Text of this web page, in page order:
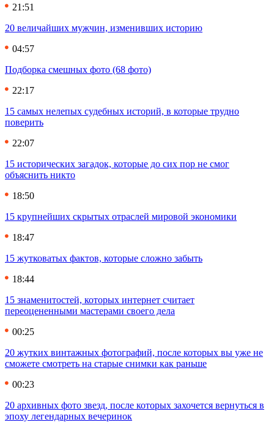
21:51
20 величайших мужчин, изменивших историю
04:57
Подборка смешных фото (68 фото)
22:17
15 самых нелепых судебных историй, в которые трудно
поверить
22:07
15 исторических загадок, которые до сих пор не смог
объяснить никто
18:50
15 крупнейших скрытых отраслей мировой экономики
18:47
15 жутковатых фактов, которые сложно забыть
18:44
15 знаменитостей, которых интернет считает
переоцененными мастерами своего дела
00:25
20 жутких винтажных фотографий, после которых вы уже не
сможете смотреть на старые снимки как раньше
00:23
20 архивных фото звезд, после которых захочется вернуться в
эпоху легендарных вечеринок